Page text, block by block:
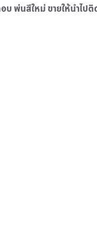
พ่นสีใหม่ ขายให้นำไป